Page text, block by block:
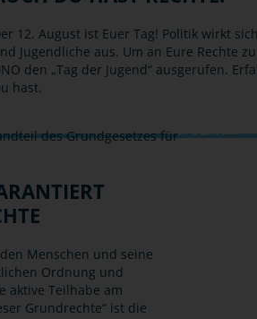
12. August ist Euer Tag! Politik wirkt
Jugendliche aus. Um an Eure Rechte
den „Tag der Jugend“ ausgerufen.
hast.
Menschen und seine
Ordnung und
aktive Teilhabe am
Grundrechte“ ist die